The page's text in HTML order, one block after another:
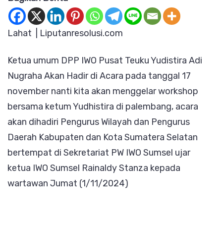
Akan
di
Sumsel
Lahat | Liputanresolusi.com
Ketua umum DPP IWO Pusat Teuku Yudistira Adi
Nugraha Akan Hadir di Acara pada tanggal 17
november nanti kita akan menggelar workshop
bersama ketum Yudhistira di palembang, acara
akan dihadiri Pengurus Wilayah dan Pengurus
Daerah Kabupaten dan Kota Sumatera Selatan
bertempat di Sekretariat PW IWO Sumsel ujar
ketua IWO Sumsel Rainaldy Stanza kepada
wartawan Jumat (1/11/2024)